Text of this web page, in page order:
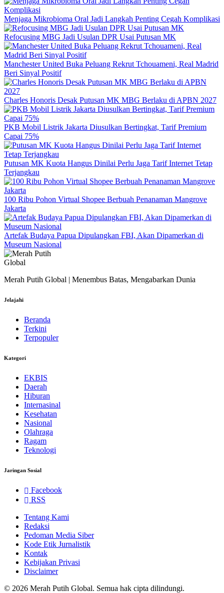
Menjaga Mikrobioma Oral Jadi Langkah Penting Cegah Komplikasi
Refocusing MBG Jadi Usulan DPR Usai Putusan MK
Manchester United Buka Peluang Rekrut Tchouameni, Real Madrid
Beri Sinyal Positif
Charles Honoris Desak Putusan MK MBG Berlaku di APBN 2027
PKB Mobil Listrik Jakarta Diusulkan Bertingkat, Tarif Premium
Capai 75%
Putusan MK Kuota Hangus Dinilai Perlu Jaga Tarif Internet Tetap
Terjangkau
100 Ribu Pohon Virtual Shopee Berbuah Penanaman Mangrove
Jakarta
Artefak Budaya Papua Dipulangkan FBI, Akan Dipamerkan di
Museum Nasional
Merah Putih Global | Menembus Batas, Mengabarkan Dunia
Jelajahi
Beranda
Terkini
Terpopuler
Kategori
EKBIS
Daerah
Hiburan
Internasinal
Kesehatan
Nasional
Olahraga
Ragam
Teknologi
Jaringan Sosial
Facebook
RSS
Tentang Kami
Redaksi
Pedoman Media Siber
Kode Etik Jurnalistik
Kontak
Kebijakan Privasi
Disclaimer
© 2026 Merah Putih Global. Semua hak cipta dilindungi.